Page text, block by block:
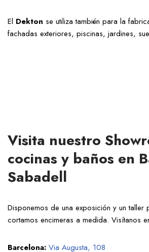
El Dekton se utiliza también para la
fachadas exteriores, piscinas, jardines,
Visita nuestro
cocinas y baños en
Sabadell
Disponemos de una exposición y un
cortamos encimeras a medida. Visítanos
Barcelona: Via Augusta, 108